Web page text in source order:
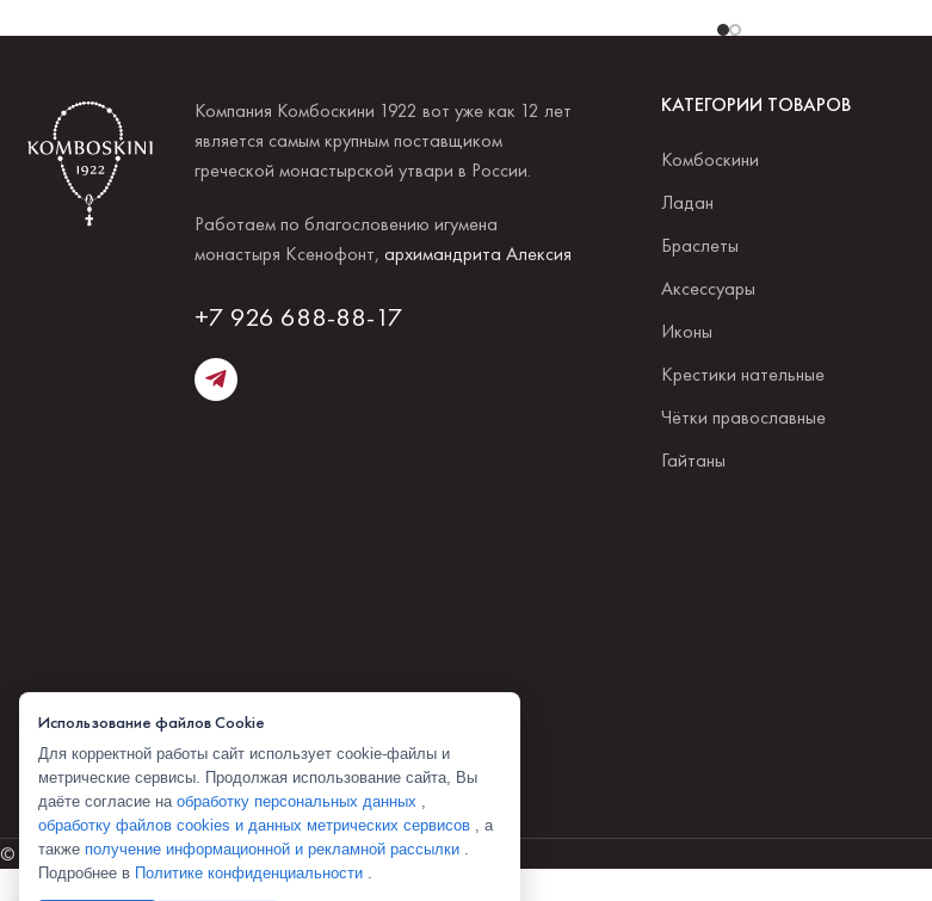
Компания Комбоскини 1922 вот уже как 12 лет
является самым крупным поставщиком
греческой монастырской утвари в России.
Работаем по благословению игумена
монастыря Ксенофонт, архимандрита Алексия
+7 926 688-88-17
КАТЕГОРИИ ТОВАРОВ
Комбоскини
Ладан
Браслеты
Аксессуары
Иконы
Крестики нательные
Чётки православные
Гайтаны
© 2026 Комбоскини 1922
Использование файлов Cookie
Для корректной работы сайт использует cookie-файлы и
метрические сервисы. Продолжая использование сайта, Вы
даёте согласие на обработку персональных данных ,
обработку файлов cookies и данных метрических сервисов , а
также получение информационной и рекламной рассылки .
Подробнее в Политике конфиденциальности .